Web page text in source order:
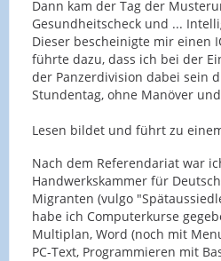
Dann kam der Tag der
Gesundheitscheck und ...
Dieser bescheinigte mir einen
führte dazu, dass ich bei der
der Panzerdivision dabei sein
Stundentag, ohne Manöver
Lesen bildet und führt zu
Nach dem Referendariat war
Handwerkskammer für
Migranten (vulgo
habe ich Computerkurse
Multiplan, Word (noch mit
PC-Text, Programmieren mit